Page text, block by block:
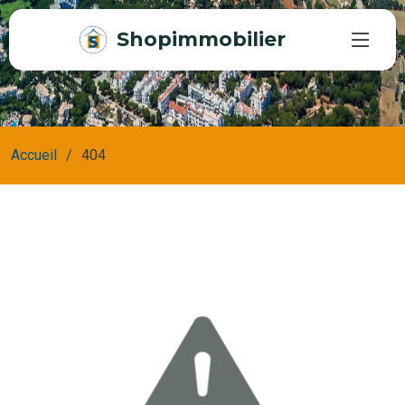
Shopimmobilier
Accueil 404